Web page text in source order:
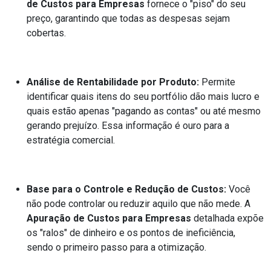
de Custos para Empresas fornece o "piso" do seu
preço, garantindo que todas as despesas sejam
cobertas.
Análise de Rentabilidade por Produto: Permite
identificar quais itens do seu portfólio dão mais lucro e
quais estão apenas "pagando as contas" ou até mesmo
gerando prejuízo. Essa informação é ouro para a
estratégia comercial.
Base para o Controle e Redução de Custos: Você
não pode controlar ou reduzir aquilo que não mede. A
Apuração de Custos para Empresas detalhada expõe
os "ralos" de dinheiro e os pontos de ineficiência,
sendo o primeiro passo para a otimização.